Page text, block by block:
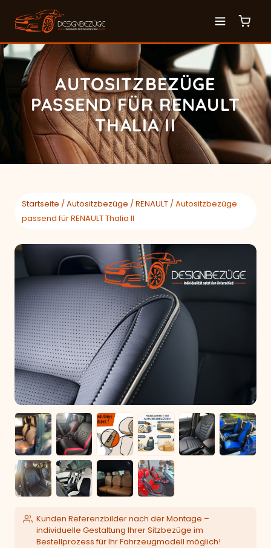
AUTOSITZBEZÜGE
PASSEND FÜR RENAULT
THALIA II
Startseite /Autositzbezüge /RENAULT / Autositzbezüge
passend für RENAULT Thalia II
Kunden Referenzbilder nach der Montage –
individuelle Gestaltung Ihrer Sitzbezüge im
Bestellprozess für Ihr Fahrzeugmodell möglich!